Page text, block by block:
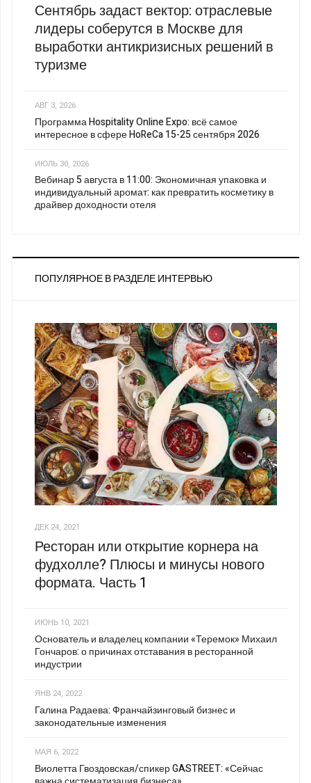
Сентябрь задаст вектор: отраслевые
лидеры соберутся в Москве для
выработки антикризисных решений в
туризме
АВГ 3, 2026
Программа Hospitality Online Expo: всё самое
интересное в сфере HoReCa 15-25 сентября 2026
ИЮЛЬ 30, 2026
Вебинар 5 августа в 11:00: Экономичная упаковка и
индивидуальный аромат: как превратить косметику в
драйвер доходности отеля
ПОПУЛЯРНОЕ В РАЗДЕЛЕ ИНТЕРВЬЮ
ДЕК 24, 2021
Ресторан или открытие корнера на
фудхолле? Плюсы и минусы нового
формата. Часть 1
ИЮНЬ 10, 2021
Основатель и владелец компании «Теремок» Михаил
Гончаров: о причинах отставания в ресторанной
индустрии
ЯНВ 24, 2022
Галина Радаева: Франчайзинговый бизнес и
законодательные изменения
МАЯ 6, 2022
Виолетта Гвоздовская/спикер GASTREET: «Сейчас